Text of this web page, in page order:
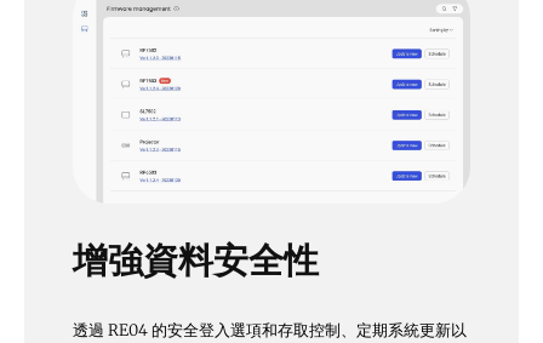
增強資料安全性
透過 RE04 的安全登入選項和存取控制、定期系統更新以